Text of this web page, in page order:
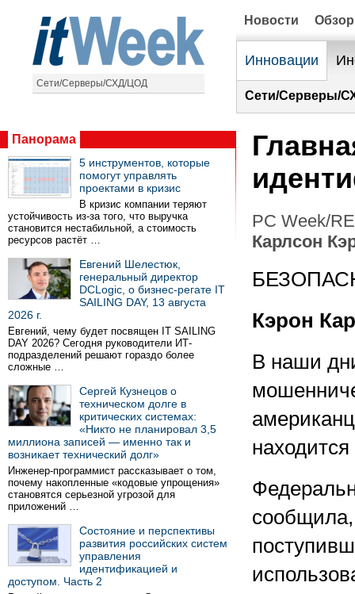
Сети/Серверы/СХД/ЦОД
Новости
Инновации
Сети/Серверы/
Панорама
5 инструментов, которые
помогут управлять
проектами в кризис
В кризис компании теряют
устойчивость из-за того, что выручка
становится нестабильной, а стоимость
ресурсов растёт …
Евгений Шелестюк,
генеральный директор
DCLogic, о бизнес-регате IT
SAILING DAY, 13 августа
2026 г.
Евгений, чему будет посвящен IT SAILING
DAY 2026? Сегодня руководители ИТ-
подразделений решают гораздо более
сложные …
Сергей Кузнецов о
техническом долге в
критических системах:
«Никто не планировал 3,5
миллиона записей — именно так и
возникает технический долг»
Инженер-программист рассказывает о том,
почему накопленные «кодовые упрощения»
становятся серьезной угрозой для
приложений …
Состояние и перспективы
развития российских систем
управления
идентификацией и
доступом. Часть 2
PC Week/
Карлсон
Кэрон
В наши